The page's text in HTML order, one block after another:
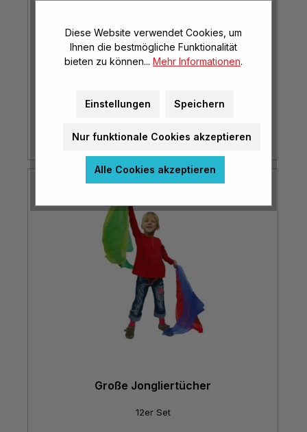
Langes Schwungtuch
€ 46,95*
(€ 5,87* / m²)
Große Jongliertücher
12er Set
Diese Website verwendet Cookies, um
Ihnen die bestmögliche Funktionalität
bieten zu können... Mehr Informationen.
Einstellungen Speichern
Nur funktionale Cookies akzeptieren
Alle Cookies akzeptieren